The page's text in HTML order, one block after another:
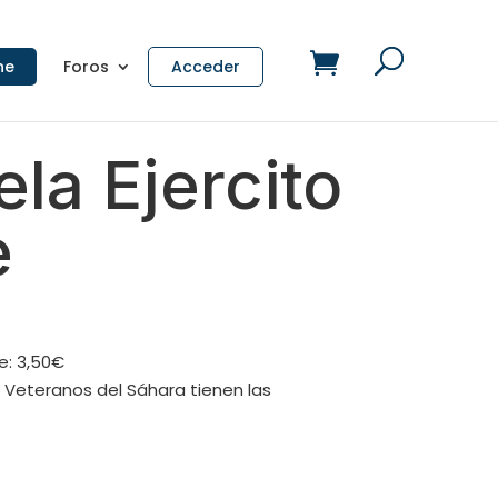
Foros Acceder
Ejercito
3,50€
del Sáhara tienen las